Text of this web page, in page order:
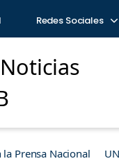
Redes Sociales
la Prensa Nacional